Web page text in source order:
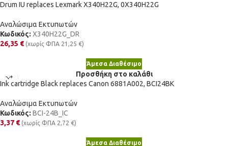
Drum IU replaces Lexmark X340H22G, 0X340H22G
Αναλώσιμα Εκτυπωτών
Κωδικός: X340H22G_DR
26,35 € (χωρίς ΦΠΑ 21,25 €)
Άμεσα Διαθέσιμο
Προσθήκη στο καλάθι
Ink cartridge Black replaces Canon 6881A002, BCI24BK
Αναλώσιμα Εκτυπωτών
Κωδικός: BCI-24B_IC
3,37 € (χωρίς ΦΠΑ 2,72 €)
Άμεσα Διαθέσιμο